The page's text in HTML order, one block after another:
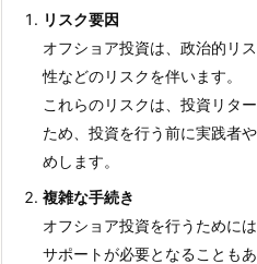
リスク要因
オフショア投資は、政治的リ
性などのリスクを伴います。
これらのリスクは、投資リタ
ため、投資を行う前に実践者
めします。
複雑な手続き
オフショア投資を行うために
サポートが必要となることもあ